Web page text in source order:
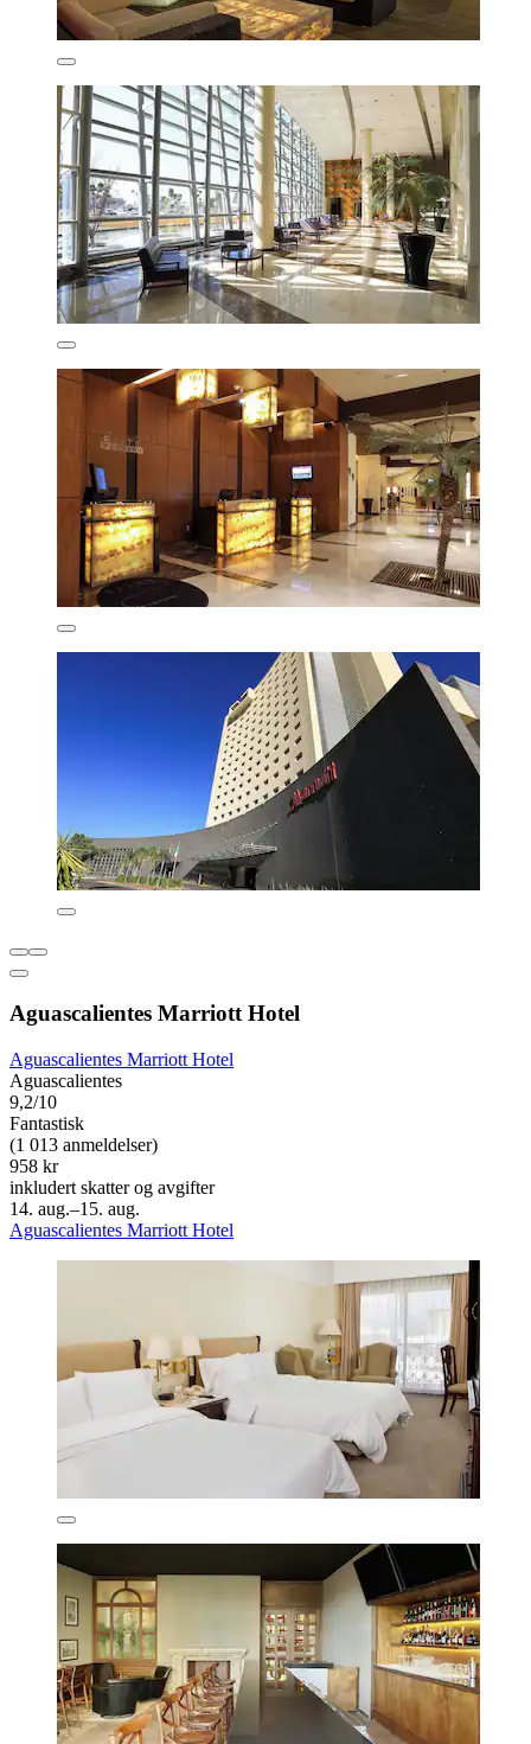
Aguascalientes Marriott Hotel
Aguascalientes Marriott Hotel
Aguascalientes
9,2/10
Fantastisk
(1 013 anmeldelser)
958 kr
inkludert skatter og avgifter
14. aug.–15. aug.
Aguascalientes Marriott Hotel